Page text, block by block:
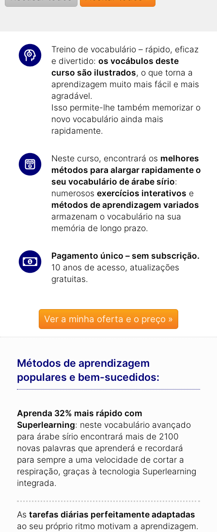
e C2do Quadro Europeu Comum de
Treino de vocabulário – rápido, eficaz
e divertido: os vocábulos deste
curso são ilustrados, o que torna a
aprendizagem muito mais fácil e mais
agradável.
Isso permite-lhe também memorizar o
novo vocabulário ainda mais
rapidamente.
Neste curso, encontrará os melhores
métodos para alargar rapidamente o
seu vocabulário de árabe sírio:
numerosos exercícios interativos e
métodos de aprendizagem variados
armazenam o vocabulário na sua
memória de longo prazo.
Pagamento único – sem subscrição.
10 anos de acesso, atualizações
gratuitas.
Ver a minha oferta e o preço »
Métodos de aprendizagem
populares e bem-sucedidos:
Aprenda 32% mais rápido com
Superlearning: neste vocabulário avançado
para árabe sírio encontrará mais de 2100
novas palavras que aprenderá e recordará
para sempre a uma velocidade de cortar a
respiração, graças à tecnologia Superlearning
integrada.
As tarefas diárias perfeitamente adaptadas
ao seu próprio ritmo motivam a aprendizagem.